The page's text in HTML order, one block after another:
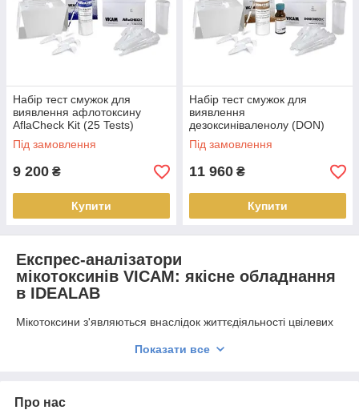
Набір тест смужок для
виявлення афлотоксину
AflaCheck Kit (25 Tests)
Під замовлення
9 200 ₴
Купити
Набір тест смужок для
виявлення
дезоксиніваленолу (DON)
DONCheck Kit (25 Tests)
Під замовлення
11 960 ₴
Купити
Експрес-аналізатори
мікотоксинів VICAM: якісне обладнання
в IDEALAB
Мікотоксини з'являються внаслідок життєдіяльності цвілевих
тварин. Вони досить поширені в нашому навколишньому
ШКТ. Крім цього, мікотоксини часто є причиною захворювань
крові, септичної ангіни, дерматиту, порушень гормонального
Показати все
Про нас